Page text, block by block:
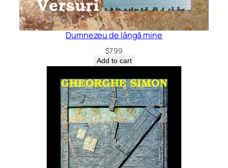
Dumnezeu de lângă mine
$7.99
Add to cart